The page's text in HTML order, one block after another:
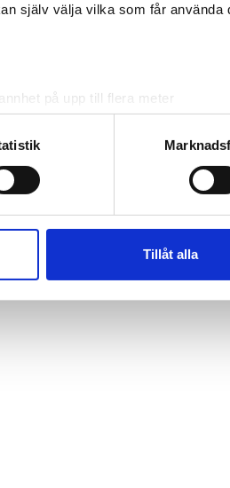
själv välja vilka som får använda
på upp till flera meter
(fingeravtryck)
i
detaljsektionen. Du
och annan information från
Dessa kan i sin tur kombinera
Tillåt alla